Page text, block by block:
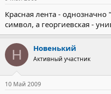
Красная лента -
символ, а георгиевская -
Н Новенький
Активный участник
10 Май 2009